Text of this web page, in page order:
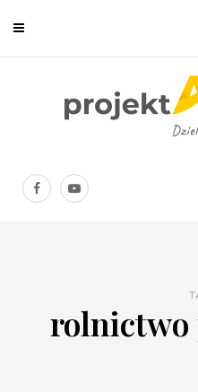
rolnictwo
Chcesz być na bieżąco?
prześlemy Ci
Twoje dane osobowe będą